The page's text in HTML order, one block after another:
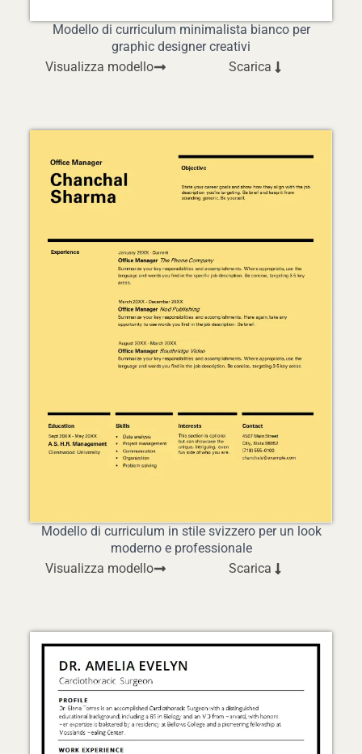
Modello di curriculum minimalista bianco per
graphic designer creativi
Visualizza modello
Scarica
Modello di curriculum in stile svizzero per un look
moderno e professionale
Visualizza modello
Scarica